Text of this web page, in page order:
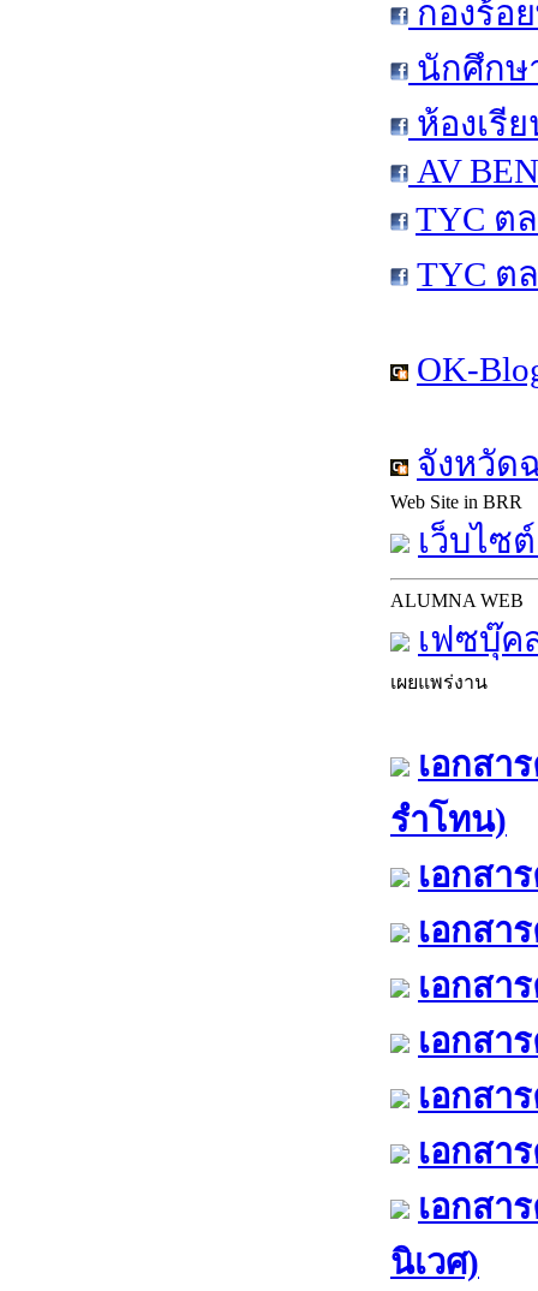
กองร้อ
นักศึกษ
ห้องเรี
AV
TYC ต
TYC ต
OK-
จังหวัด
Web Site in BRR
เว็บไซ
ALUMNA WEB
เฟซบุ๊ค
เผยแพร่งาน
เอกสา
รำโทน)
เอกสา
เอกสา
เอกสา
เอกสา
เอกสา
เอกสา
เอกสา
นิเวศ)